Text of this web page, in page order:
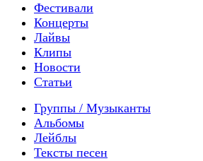
Фестивали
Концерты
Лайвы
Клипы
Новости
Статьи
Группы / Музыканты
Альбомы
Лейблы
Тексты песен